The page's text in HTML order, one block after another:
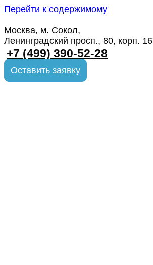
Перейти к содержимому
Москва, м. Сокол,
Ленинградский просп., 80, корп. 16
+7 (499) 390-52-28
Оставить заявку